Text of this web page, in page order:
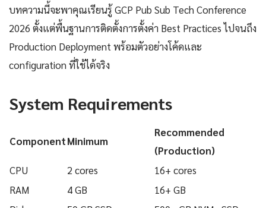
บทความนี้จะพาคุณเรียนรู้ GCP Pub Sub Tech Conference
2026 ตั้งแต่พื้นฐานการติดตั้งการตั้งค่า Best Practices ไปจนถึง
Production Deployment พร้อมตัวอย่างโค้ดและ
configuration ที่ใช้ได้จริง
System Requirements
ComponentMinimum
Recommended
(Production)
CPU
2 cores
16+ cores
RAM
4 GB
16+ GB